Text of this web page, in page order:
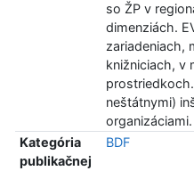
so ŽP v
dimenziách.
zariadeniach,
knižniciach, v
neštátnymi)
organizáciami.
Kategória
publikačnej
BDF